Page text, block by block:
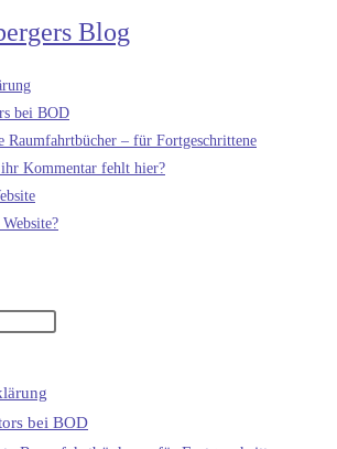
Blog
bei BOD
Raumfahrtbücher – für Fortgeschrittene
Kommentar fehlt hier?
bei BOD